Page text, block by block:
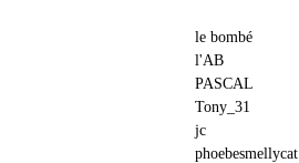
le bombé
l'AB
PASCAL
Tony_31
jc
phoebesmellycat